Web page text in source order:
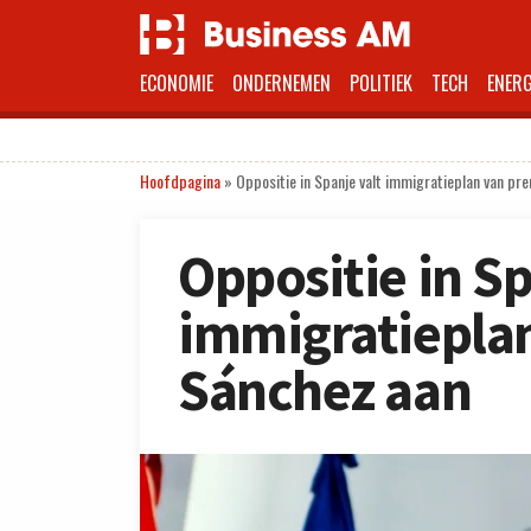
ECONOMIE ONDERNEMEN POLITIEK TECH
Hoofdpagina» Oppositie in Spanje valt immigratieplan van
Oppositie in
Sánchez aan